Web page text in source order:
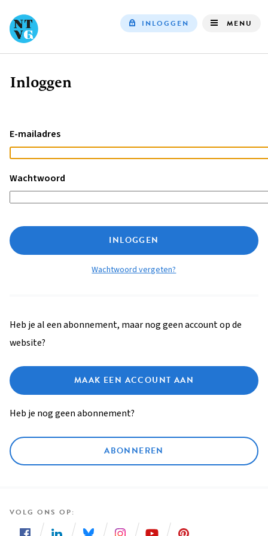
INLOGGEN MENU
Kruimelpad
Inloggen
E-mailadres
Wachtwoord
INLOGGEN
Wachtwoord vergeten?
Heb je al een abonnement, maar nog geen account op de
website?
MAAK EEN ACCOUNT AAN
Heb je nog geen abonnement?
ABONNEREN
VOLG ONS OP